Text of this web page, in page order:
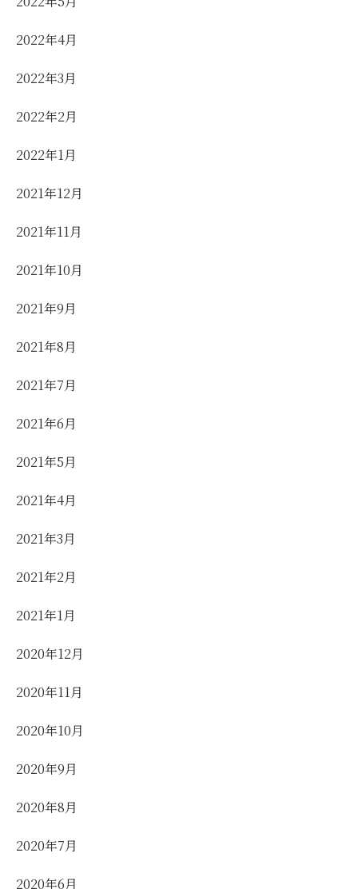
2022年4月
2022年3月
2022年2月
2022年1月
2021年12月
2021年11月
2021年10月
2021年9月
2021年8月
2021年7月
2021年6月
2021年5月
2021年4月
2021年3月
2021年2月
2021年1月
2020年12月
2020年11月
2020年10月
2020年9月
2020年8月
2020年7月
2020年6月